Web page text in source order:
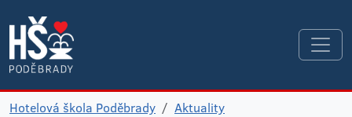
Hotelová škola Poděbrady
Aktuality